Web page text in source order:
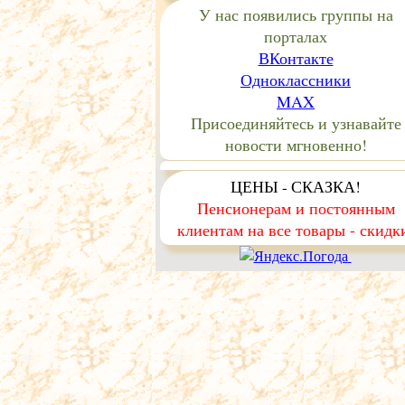
У нас появились группы на
порталах
ВКонтакте
Одноклассники
MAX
Присоединяйтесь и узнавайте
новости мгновенно!
ЦЕНЫ - СКАЗКА!
Пенсионерам и постоянным
клиентам на все товары -